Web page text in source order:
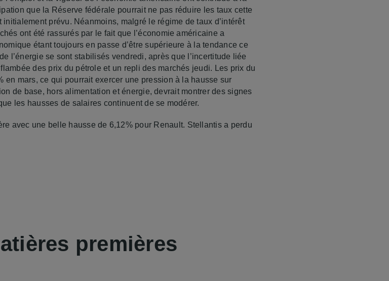
que la Réserve fédérale pourrait ne pas réduire les taux cette
prévu. Néanmoins, malgré le régime de taux d’intérêt
ont été rassurés par le fait que l’économie américaine a
étant toujours en passe d’être supérieure à la tendance ce
l’énergie se sont stabilisés vendredi, après que l’incertitude liée
des prix du pétrole et un repli des marchés jeudi. Les prix du
en mars, ce qui pourrait exercer une pression à la hausse sur
de base, hors alimentation et énergie, devrait montrer des signes
les hausses de salaires continuent de se modérer.
avec une belle hausse de 6,12% pour Renault. Stellantis a perdu
premières